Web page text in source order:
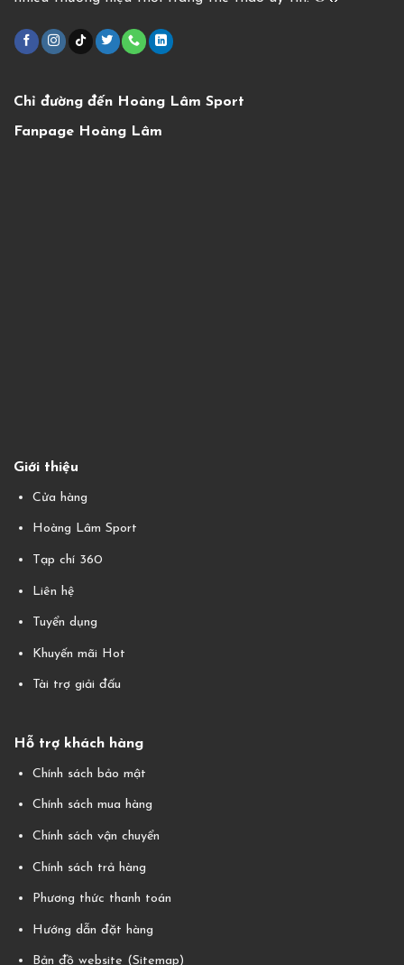
Giới thiệu
Cửa hàng
Hoàng Lâm Sport
Tạp chí 360
Liên hệ
Tuyển dụng
Khuyến mãi Hot
Tài trợ giải đấu
Hỗ trợ khách hàng
Chính sách bảo mật
Chính sách mua hàng
Chính sách vận chuyển
Chính sách trả hàng
Phương thức thanh toán
Hướng dẫn đặt hàng
Bản đồ website (Sitemap)
Chỉ đường đến Hoàng Lâm Sport
Fanpage Hoàng Lâm